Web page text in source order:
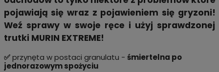
pojawiają się wraz z pojawieniem się gryzoni!
Weź sprawy w swoje ręce i użyj sprawdzonej
trutki MURIN EXTREME!
✅przynęta w postaci granulatu - śmiertelna po
jednorazowym spożyciu